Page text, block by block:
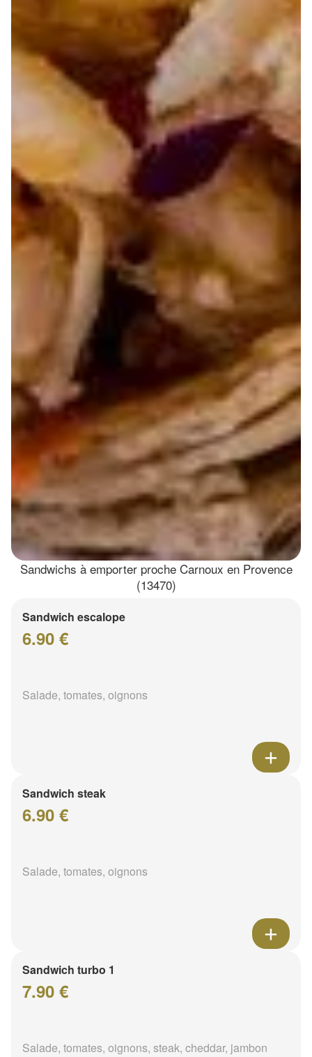
Sandwichs à emporter proche Carnoux en Provence
(13470)
Sandwich escalope
6.90 €
Salade, tomates, oignons
Sandwich steak
6.90 €
Salade, tomates, oignons
Sandwich turbo 1
7.90 €
Salade, tomates, oignons, steak, cheddar, jambon